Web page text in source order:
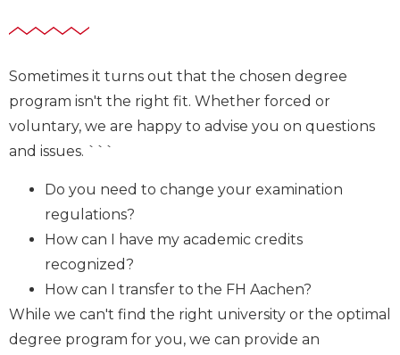
Sometimes it turns out that the chosen degree
program isn't the right fit. Whether forced or
voluntary, we are happy to advise you on questions
and issues. ```
Do you need to change your examination
regulations?
How can I have my academic credits
recognized?
How can I transfer to the FH Aachen?
While we can't find the right university or the optimal
degree program for you, we can provide an